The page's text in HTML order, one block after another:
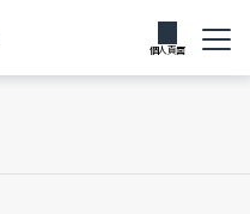
個人頁面